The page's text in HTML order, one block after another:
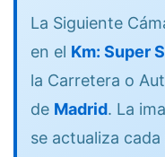
La Siguiente
en el Km: Super
la Carretera o
de Madrid. La
se actualiza